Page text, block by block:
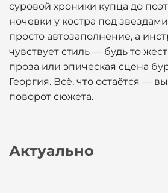
суровой хроники купца до
ночевки у костра под
просто автозаполнение, а
чувствует стиль — будь то
проза или эпическая сцена
Георгия. Всё, что остаётся —
поворот сюжета.
Актуально